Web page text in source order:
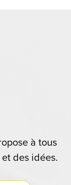
à tous
des idées.